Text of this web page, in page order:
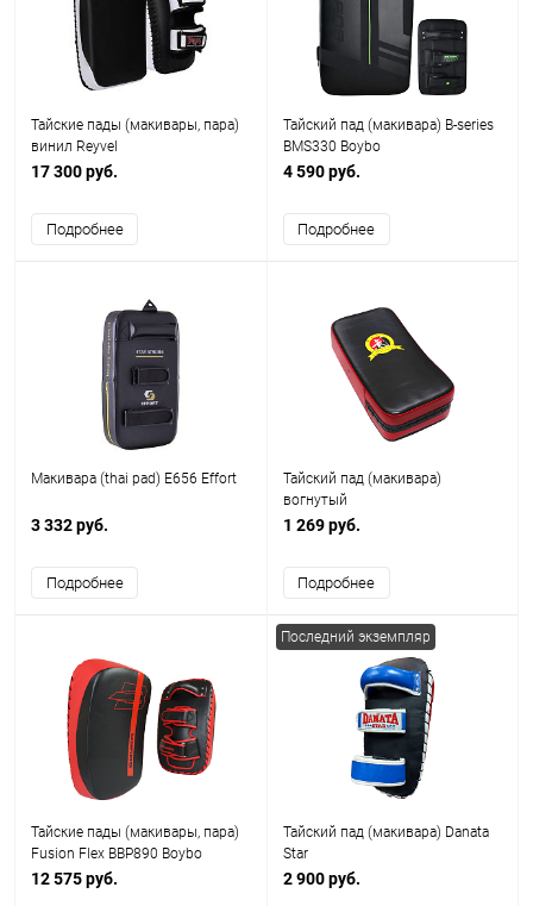
Тайские пады (макивары, пара)
винил Reyvel
17 300 руб.
Подробнее
Тайский пад (макивара) B-series
BMS330 Boybo
4 590 руб.
Подробнее
Макивара (thai pad) E656 Effort
3 332 руб.
Подробнее
Тайский пад (макивара)
вогнутый
1 269 руб.
Подробнее
Тайские пады (макивары, пара)
Fusion Flex BBP890 Boybo
12 575 руб.
Последний экземпляр
Тайский пад (макивара) Danata
Star
2 900 руб.